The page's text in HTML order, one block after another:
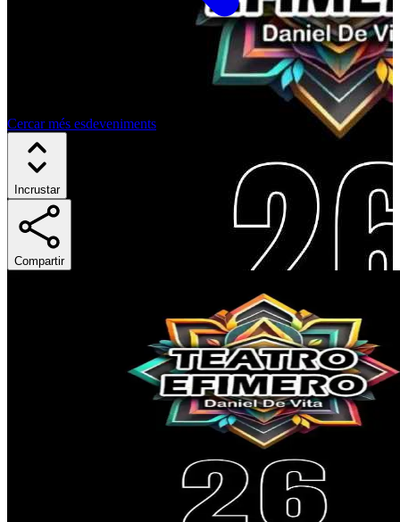
Cercar més esdeveniments
Incrustar
Compartir